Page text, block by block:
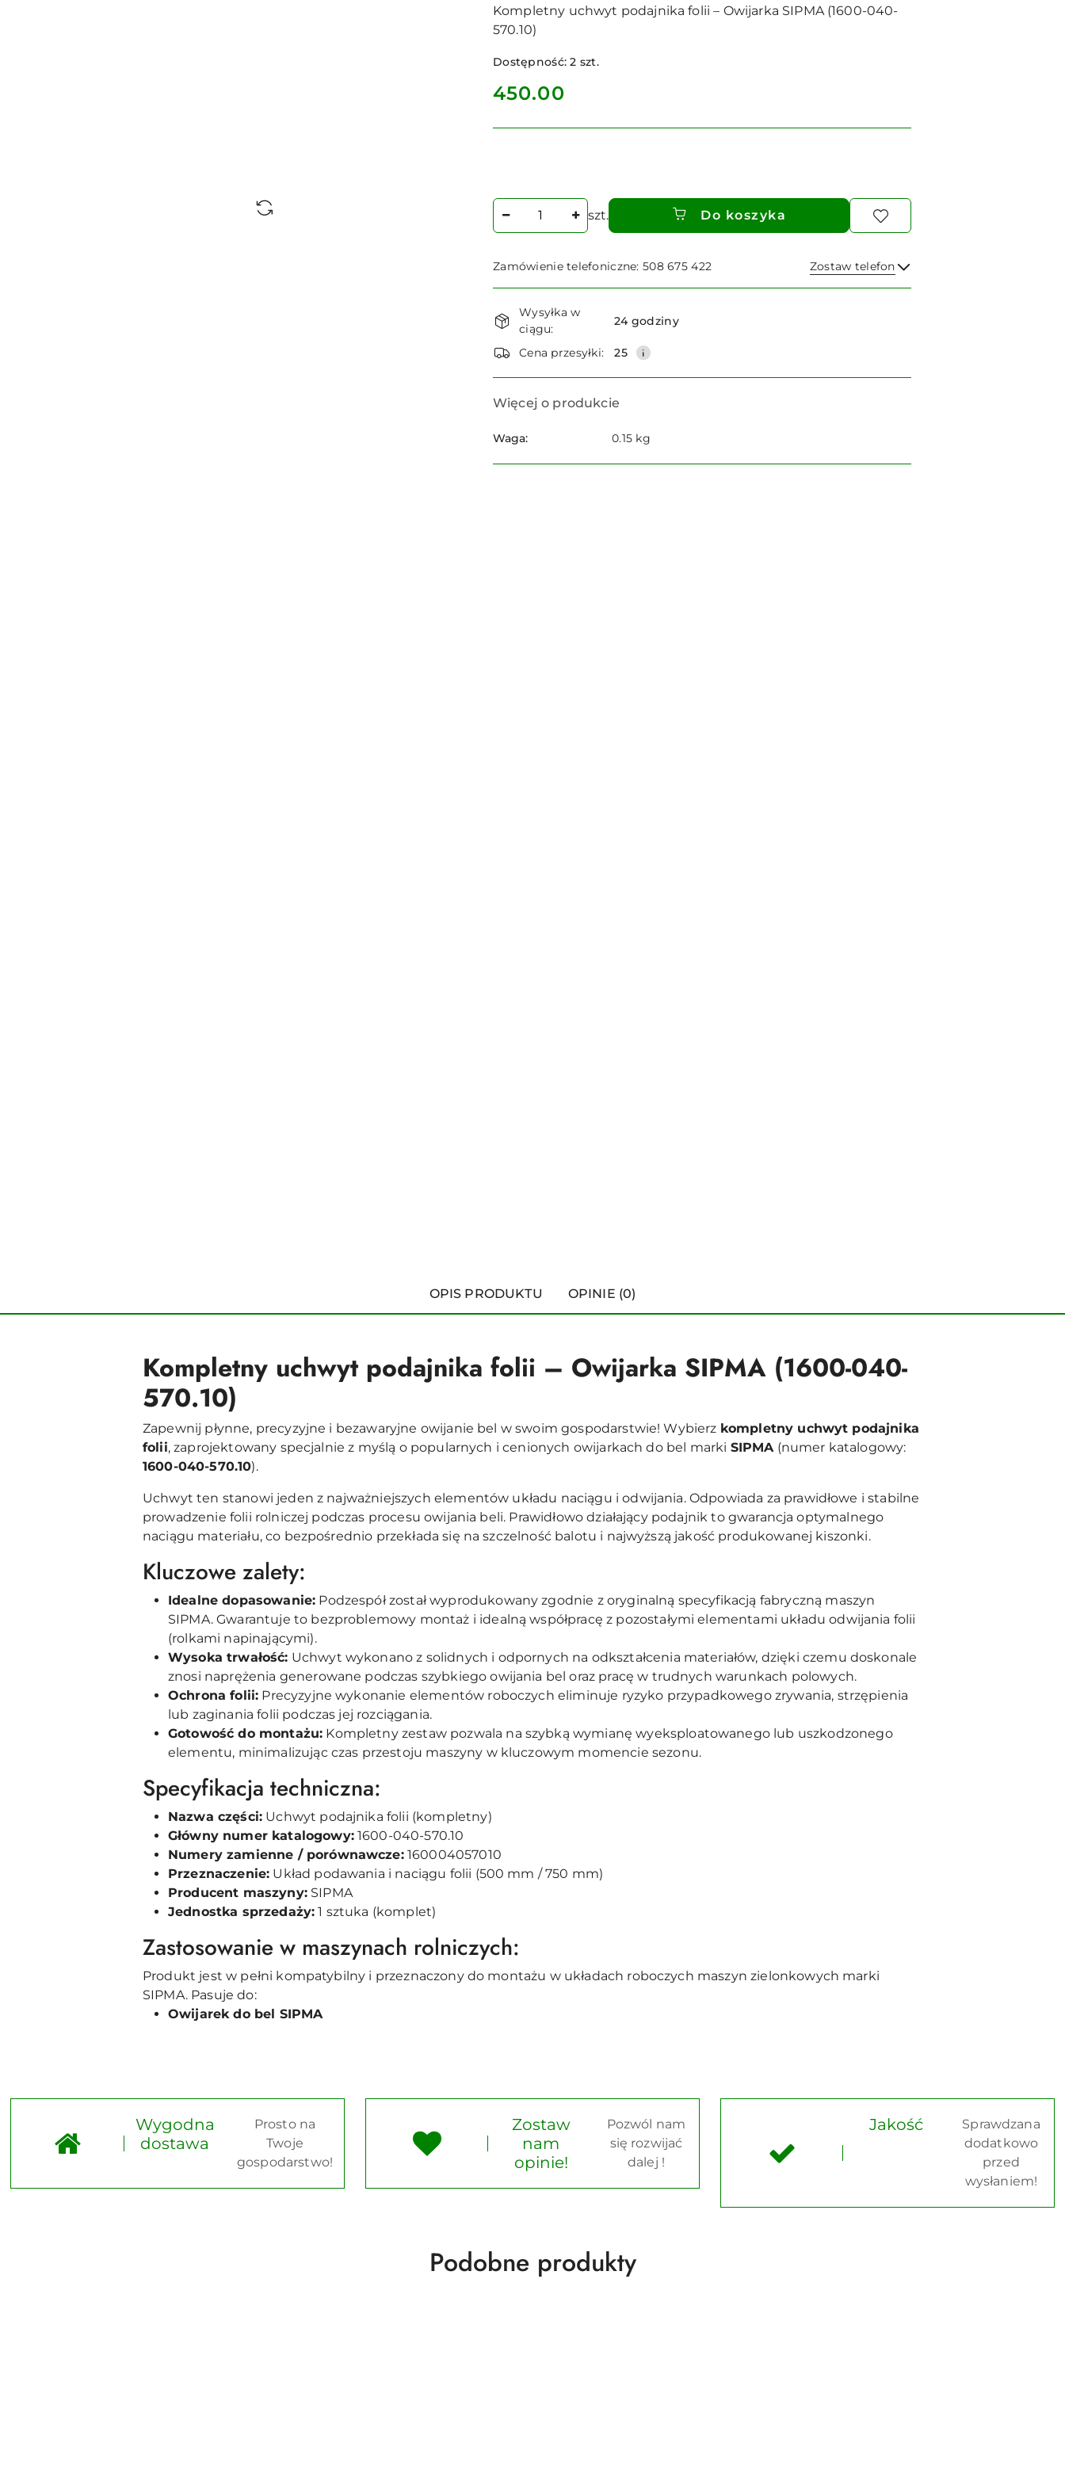
Kompletny uchwyt podajnika folii – Owijarka SIPMA (1600-040-
570.10)
Dostępność:2 szt.
cena:
450.00
Ilość
szt. Do koszyka
Zamówienie telefoniczne: 508 675 422 Zostaw telefon
Wyślij
Dostępność
i
dostawa
Wysyłka w
ciągu:
24 godziny
Cena przesyłki: 25
Więcej o produkcie
Waga: 0.15 kg
OPIS PRODUKTU OPINIE (0)
Kompletny uchwyt podajnika folii – Owijarka SIPMA (1600-040-
570.10)
Zapewnij płynne, precyzyjne i bezawaryjne owijanie bel w swoim gospodarstwie! Wybierz kompletny uchwyt podajnika
folii, zaprojektowany specjalnie z myślą o popularnych i cenionych owijarkach do bel marki SIPMA(numer katalogowy:
1600-040-570.10).
Uchwyt ten stanowi jeden z najważniejszych elementów układu naciągu i odwijania. Odpowiada za prawidłowe i stabilne
prowadzenie folii rolniczej podczas procesu owijania beli. Prawidłowo działający podajnik to gwarancja optymalnego
naciągu materiału, co bezpośrednio przekłada się na szczelność balotu i najwyższą jakość produkowanej kiszonki.
Kluczowe zalety:
Idealne dopasowanie: Podzespół został wyprodukowany zgodnie z oryginalną specyfikacją fabryczną maszyn
SIPMA. Gwarantuje to bezproblemowy montaż i idealną współpracę z pozostałymi elementami układu odwijania folii
(rolkami napinającymi).
Wysoka trwałość: Uchwyt wykonano z solidnych i odpornych na odkształcenia materiałów, dzięki czemu doskonale
znosi naprężenia generowane podczas szybkiego owijania bel oraz pracę w trudnych warunkach polowych.
Ochrona folii: Precyzyjne wykonanie elementów roboczych eliminuje ryzyko przypadkowego zrywania, strzępienia
lub zaginania folii podczas jej rozciągania.
Gotowość do montażu: Kompletny zestaw pozwala na szybką wymianę wyeksploatowanego lub uszkodzonego
elementu, minimalizując czas przestoju maszyny w kluczowym momencie sezonu.
Specyfikacja techniczna:
Nazwa części: Uchwyt podajnika folii (kompletny)
Główny numer katalogowy:1600-040-570.10
Numery zamienne / porównawcze:160004057010
Przeznaczenie: Układ podawania i naciągu folii (500 mm / 750 mm)
Producent maszyny:SIPMA
Jednostka sprzedaży: 1 sztuka (komplet)
Zastosowanie w maszynach rolniczych:
Produkt jest w pełni kompatybilny i przeznaczony do montażu w układach roboczych maszyn zielonkowych marki
SIPMA. Pasuje do:
Owijarek do bel SIPMA
Wygodna
dostawa
Prosto na
Twoje
gospodarstwo!
Zostaw
nam
opinie!
Pozwól nam
się rozwijać
dalej !
Jakość
Sprawdzana
dodatkowo
przed
wysłaniem!
Produkty
Podobne produkty